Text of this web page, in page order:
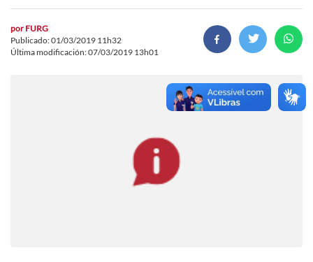
por FURG
Publicado: 01/03/2019 11h32
Última modificación: 07/03/2019 13h01